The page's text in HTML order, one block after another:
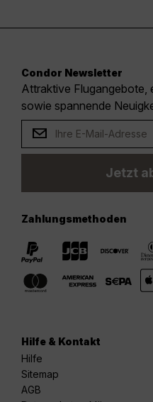
Condor Newsletter
Attraktive Flugangebote,
sowie spannende
Jetzt
Zahlungsmethoden
Hilfe & Kontakt
Hilfe
Sitemap
AGB